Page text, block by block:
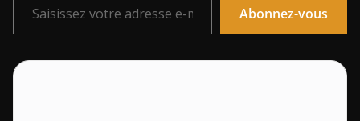
Abonnez-vous